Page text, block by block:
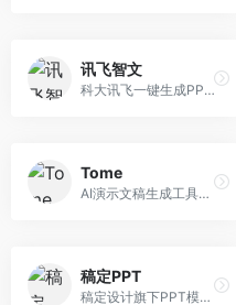
讯飞智文
科大讯飞一键生成PPT和Word工具，整合语音技术。面向职场人士，支持语音输入、文档生成、格式调整等功能，办公效率显著提升。
Tome
AI演示文稿生成工具，专注于故事化演示创作。面向创业者和营销人员，提供故事叙述、视觉设计、内容生成等服务，演示文稿叙事性强。
稿定PPT
稿定设计旗下PPT模板资源库，整合AI生成功能。面向设计师和职场人士，提供海量PPT模板、AI内容生成等服务，模板质量高。